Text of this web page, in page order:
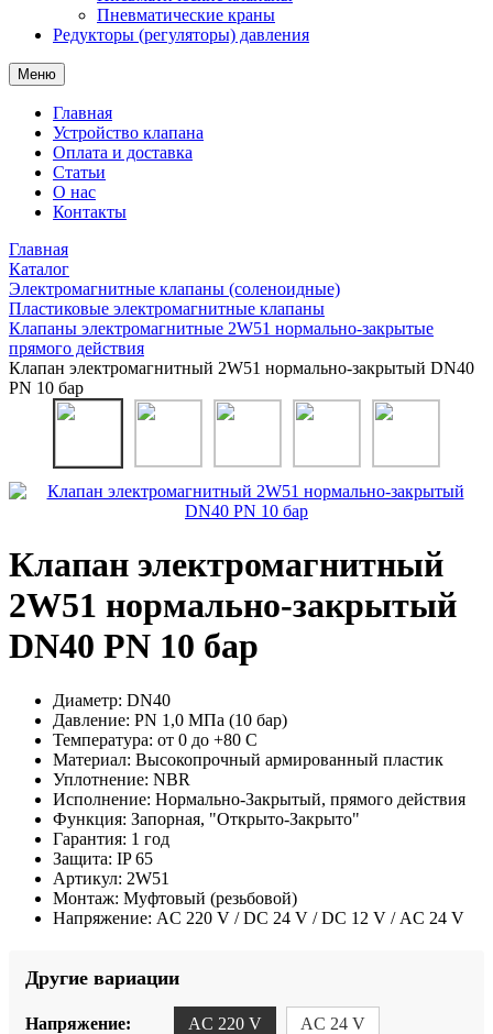
Пневматические краны
Редукторы (регуляторы) давления
Меню
Главная
Устройство клапана
Оплата и доставка
Статьи
О нас
Контакты
Главная
Каталог
Электромагнитные клапаны (соленоидные)
Пластиковые электромагнитные клапаны
Клапаны электромагнитные 2W51 нормально-закрытые
прямого действия
Клапан электромагнитный 2W51 нормально-закрытый DN40
PN 10 бар
Клапан электромагнитный
2W51 нормально-закрытый
DN40 PN 10 бар
Диаметр: DN40
Давление: PN 1,0 МПа (10 бар)
Температура: от 0 до +80 С
Материал: Высокопрочный армированный пластик
Уплотнение: NBR
Исполнение: Нормально-Закрытый, прямого действия
Функция: Запорная, "Открыто-Закрыто"
Гарантия: 1 год
Защита: IP 65
Артикул: 2W51
Монтаж: Муфтовый (резьбовой)
Напряжение: AC 220 V / DC 24 V / DC 12 V / AC 24 V
Другие вариации
Напряжение: AC 220 V AC 24 V